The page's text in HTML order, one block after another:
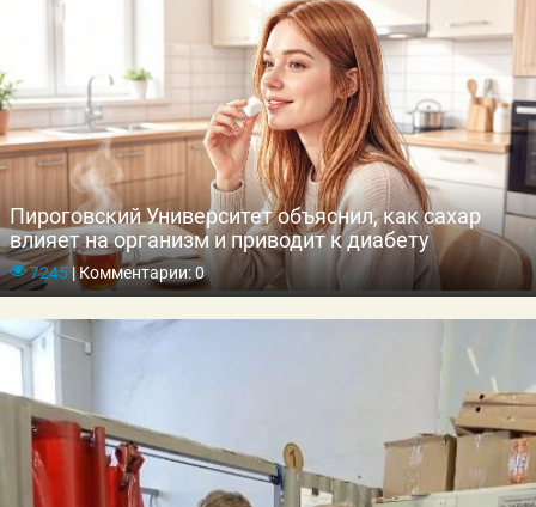
Пироговский Университет объяснил, как сахар
влияет на организм и приводит к диабету
7245 |Комментарии: 0